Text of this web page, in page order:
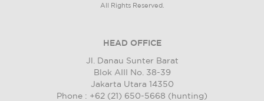
All Rights Reserved.
HEAD OFFICE
Jl. Danau Sunter Barat
Blok AIII No. 38-39
Jakarta Utara 14350
Phone : +62 (21) 650-5668 (hunting)